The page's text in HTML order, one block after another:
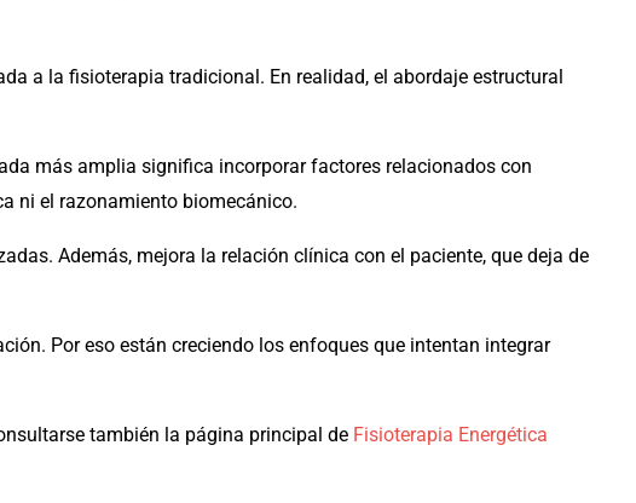
a la fisioterapia tradicional. En realidad, el abordaje estructural
más amplia significa incorporar factores relacionados con
ni el razonamiento biomecánico.
Además, mejora la relación clínica con el paciente, que deja de
Por eso están creciendo los enfoques que intentan integrar
también la página principal de Fisioterapia Energética